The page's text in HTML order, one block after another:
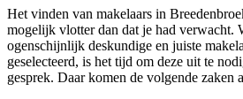
Het vinden van makelaars in
mogelijk vlotter dan dat je had verwacht.
ogenschijnlijk deskundige en juiste
geselecteerd, is het tijd om deze uit te
gesprek. Daar komen de volgende zaken